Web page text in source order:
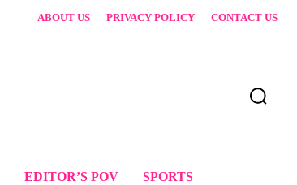
ABOUT US PRIVACY POLICY CONTACT US
EDITOR’S POV SPORTS